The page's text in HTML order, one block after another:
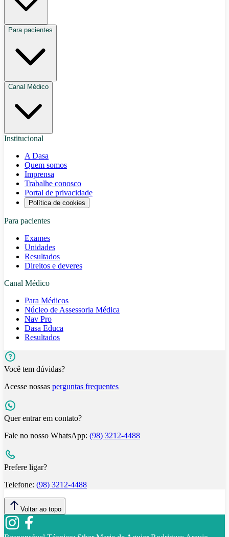
Para pacientes
Canal Médico
Institucional
A Dasa
Quem somos
Imprensa
Trabalhe conosco
Portal de privacidade
Política de cookies
Para pacientes
Exames
Unidades
Resultados
Direitos e deveres
Canal Médico
Para Médicos
Núcleo de Assessoria Médica
Nav Pro
Dasa Educa
Resultados
Você tem dúvidas?
Acesse nossas perguntas frequentes
Quer entrar em contato?
Fale no nosso WhatsApp: (98) 3212-4488
Prefere ligar?
Telefone: (98) 3212-4488
Voltar ao topo